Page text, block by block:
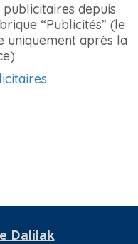
depuis
“Publicités” (le
uniquement après la
Dalilak